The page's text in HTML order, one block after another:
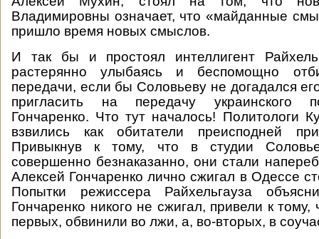
Владимировны означает, что «майданные
пришло время новых смыслов.
И так бы и простоял интеллигент
растерянно улыбаясь и беспомощно
передачи, если бы Соловьеву не догадался
пригласить на передачу украинского
Гончаренко. Что тут началось! Политологи
взвились как обитатели преисподней
Привыкнув к тому, что в студии
совершенно безнаказанно, они стали
Алексей Гончаренко лично сжигал в Одессе
Попытки режиссера Райхельгауза
Гончаренко никого не сжигал, привели к
первых, обвинили во лжи, а, во-вторых, в